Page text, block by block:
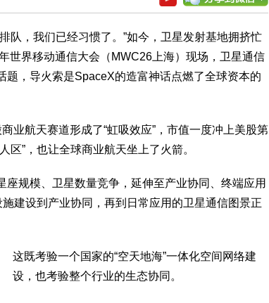
队，我们已经习惯了。”如今，卫星发射基地拥挤忙
世界移动通信大会（MWC26上海）现场，卫星通信
，导火索是SpaceX的造富神话点燃了全球资本的
业航天赛道形成了“虹吸效应”，市值一度冲上美股第
区”，也让全球商业航天坐上了火箭。
规模、卫星数量竞争，延伸至产业协同、终端应用
建设到产业协同，再到日常应用的卫星通信图景正
这既考验一个国家的“空天地海”一体化空间网络建
设，也考验整个行业的生态协同。